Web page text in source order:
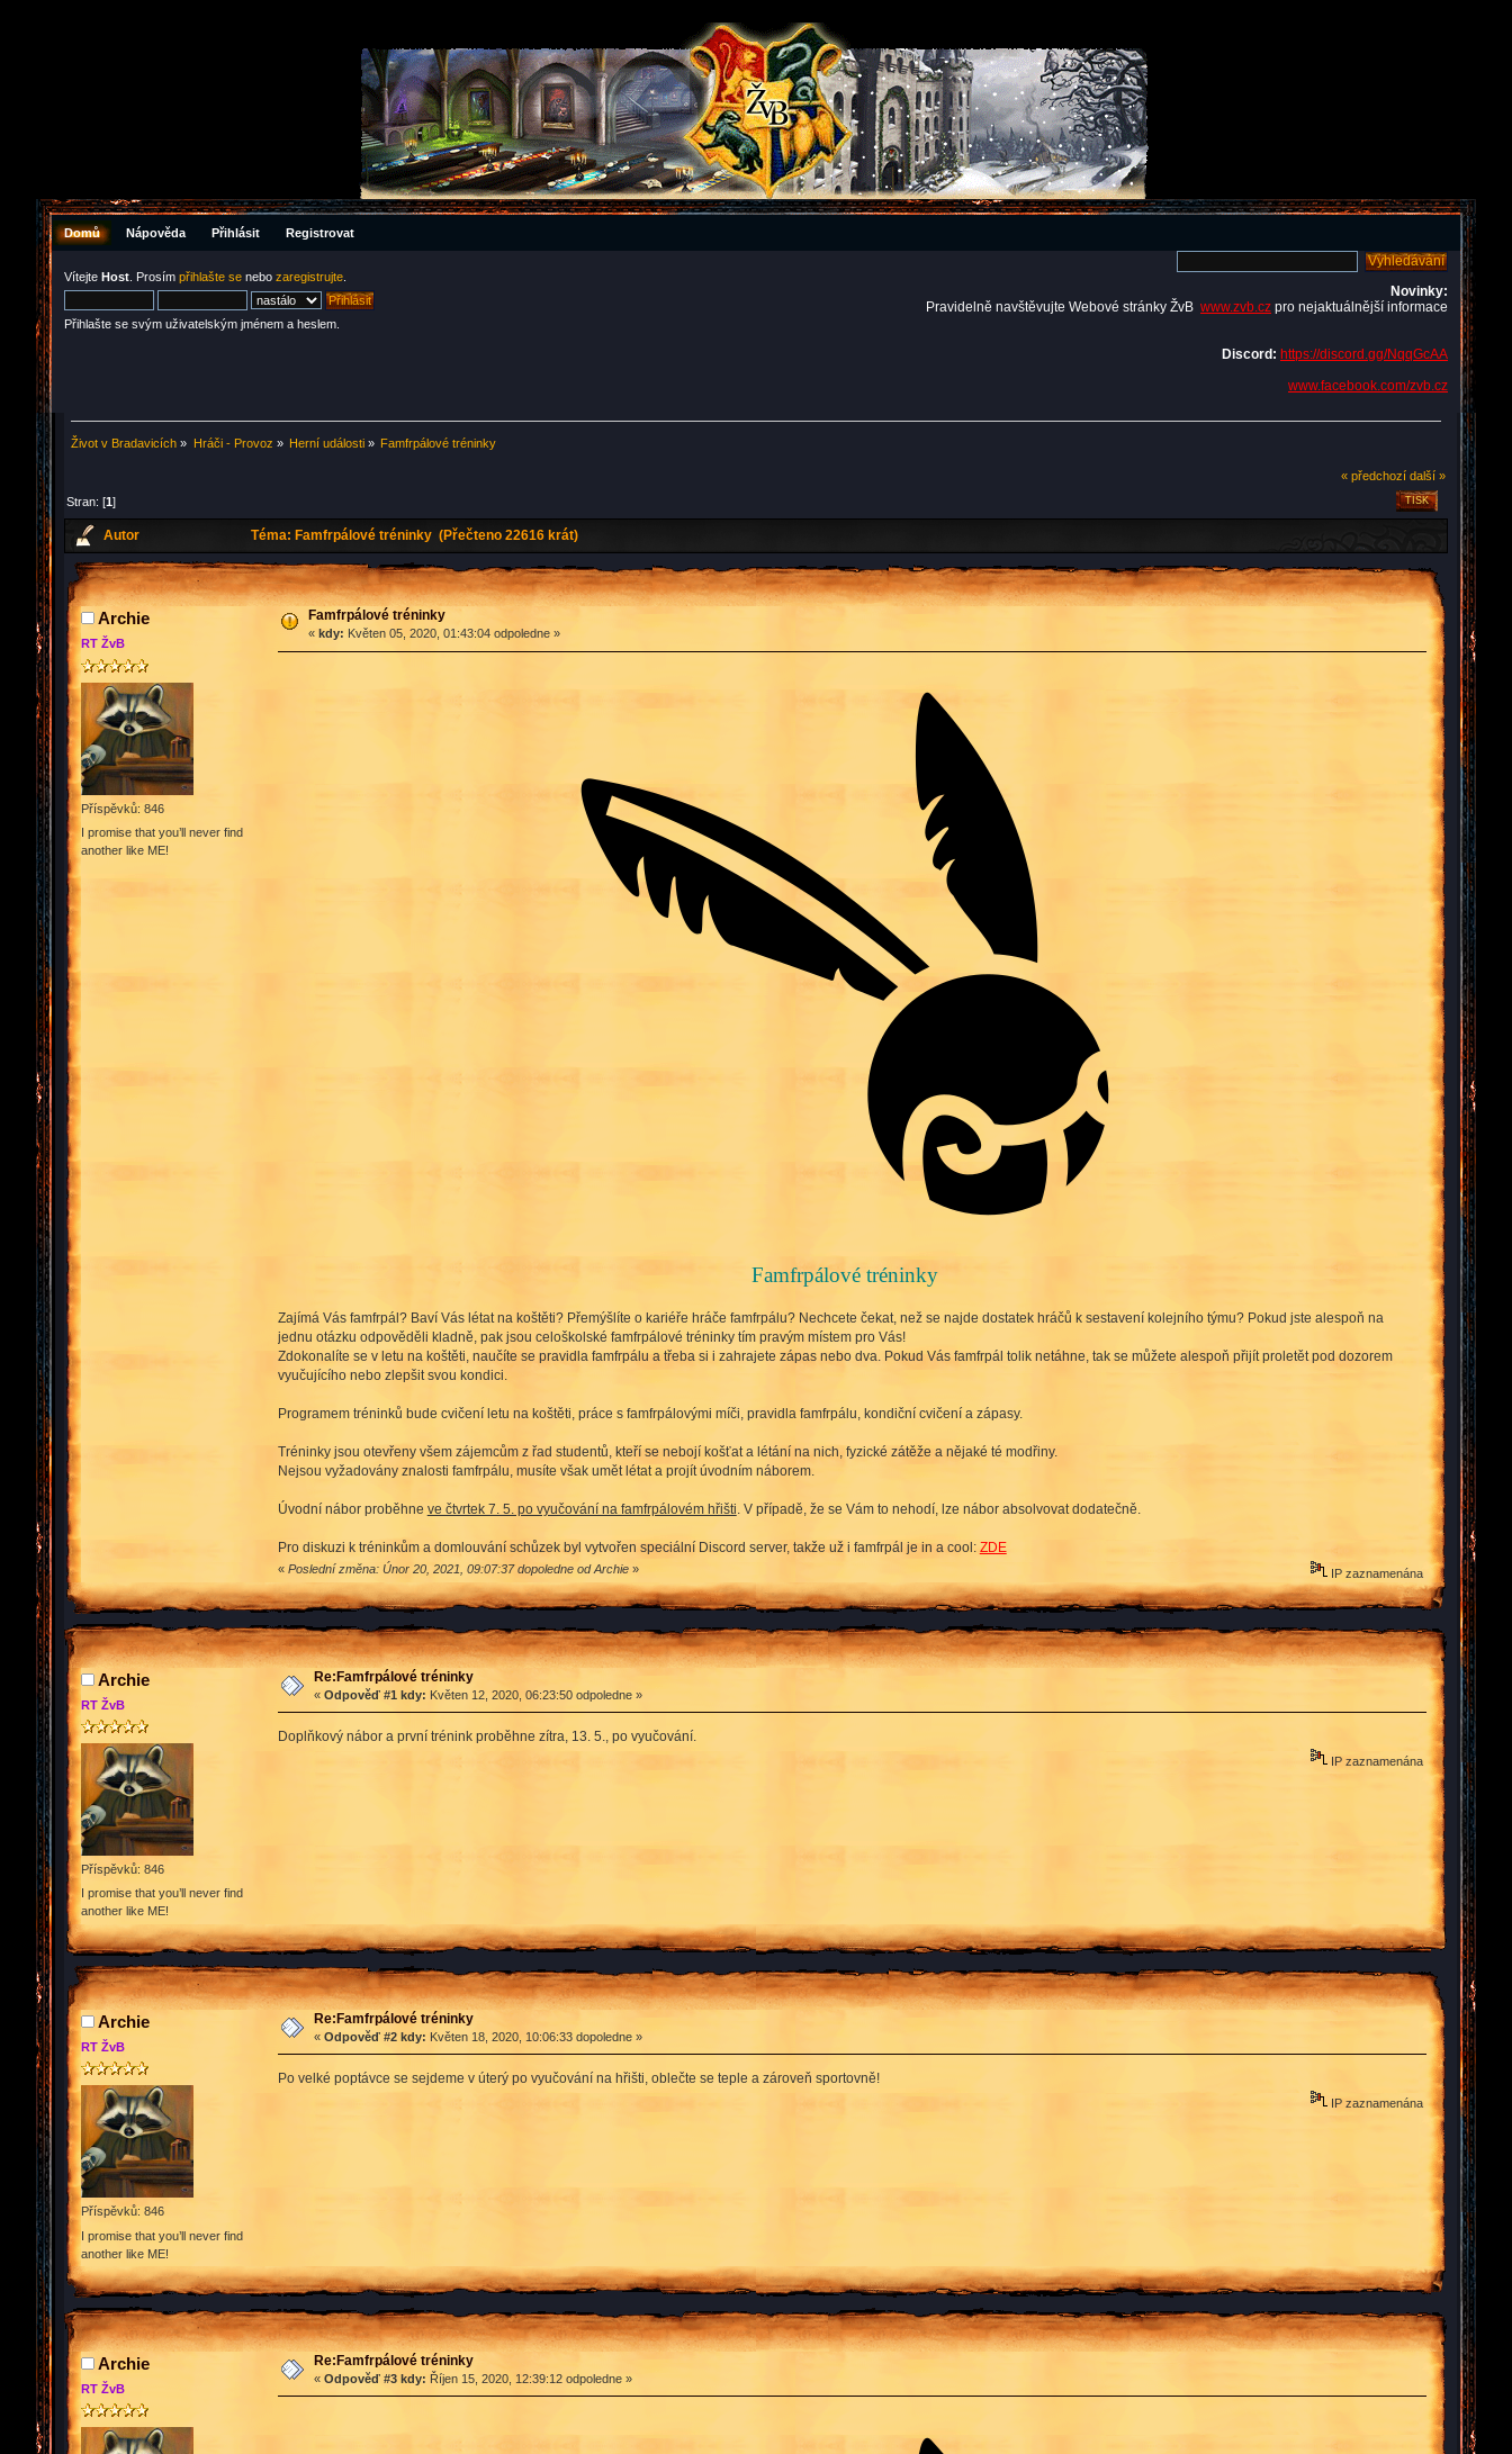
Domů Nápověda Přihlásit Registrovat
Vítejte Host . Prosím přihlašte se nebo zaregistrujte
Přihlašte se svým uživatelským jménem a heslem.
Novinky:
Pravidelně navštěvujte Webové stránky ŽvB www.zvb.cz pro nejaktuálnější informace
Discord: https://discord.gg/NqqGcAA
www.facebook.com/zvb.cz
Život v Bradavicích » Hráči - Provoz » Herní události» Famfrpálové tréninky
« předchozí další »
TISK
Stran: [1]
Autor Téma: Famfrpálové tréninky (Přečteno 22616 krát)
Archie
RT ŽvB
Příspěvků: 846
I promise that you’ll never find
another like ME!
Famfrpálové tréninky
« kdy: Květen 05, 2020, 01:43:04 odpoledne »
Famfrpálové tréninky
Zajímá Vás famfrpál? Baví Vás létat na koštěti? Přemýšlíte o kariéře hráče famfrpálu? Nechcete čekat, než se najde dostatek hráčů k sestavení kolejního týmu? Pokud jste alespoň na
jednu otázku odpověděli kladně, pak jsou celoškolské famfrpálové tréninky tím pravým místem pro Vás!
Zdokonalíte se v letu na koštěti, naučíte se pravidla famfrpálu a třeba si i zahrajete zápas nebo dva. Pokud Vás famfrpál tolik netáhne, tak se můžete alespoň přijít proletět pod dozorem
vyučujícího nebo zlepšit svou kondici.
Programem tréninků bude cvičení letu na koštěti, práce s famfrpálovými míči, pravidla famfrpálu, kondiční cvičení a zápasy.
Tréninky jsou otevřeny všem zájemcům z řad studentů, kteří se nebojí košťat a létání na nich, fyzické zátěže a nějaké té modřiny.
Nejsou vyžadovány znalosti famfrpálu, musíte však umět létat a projít úvodním náborem.
Úvodní nábor proběhne ve čtvrtek 7. 5. po vyučování na famfrpálovém hřišti. V případě, že se Vám to nehodí, lze nábor absolvovat dodatečně.
Pro diskuzi k tréninkům a domlouvání schůzek byl vytvořen speciální Discord server, takže už i famfrpál je in a cool: ZDE
« Poslední změna: Únor 20, 2021, 09:07:37 dopoledne od Archie» IP zaznamenána
Archie
RT ŽvB
Příspěvků: 846
I promise that you’ll never find
another like ME!
Re:Famfrpálové tréninky
« Odpověď #1 kdy: Květen 12, 2020, 06:23:50 odpoledne »
Doplňkový nábor a první trénink proběhne zítra, 13. 5., po vyučování.
IP zaznamenána
Archie
RT ŽvB
Příspěvků: 846
I promise that you’ll never find
another like ME!
Re:Famfrpálové tréninky
« Odpověď #2 kdy: Květen 18, 2020, 10:06:33 dopoledne »
Po velké poptávce se sejdeme v úterý po vyučování na hřišti, oblečte se teple a zároveň sportovně!
IP zaznamenána
Archie
RT ŽvB
Re:Famfrpálové tréninky
« Odpověď #3 kdy: Říjen 15, 2020, 12:39:12 odpoledne »